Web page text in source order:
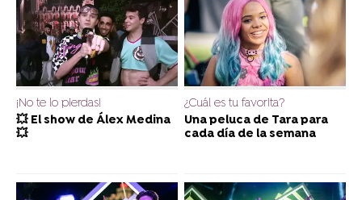
¡No te lo pierdas!
💥 El show de Álex Medina
💥
¿Cuál es tu favorita?
Una peluca de Tara para
cada día de la semana